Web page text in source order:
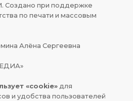
Создано при поддержке
по печати и массовым
Алёна Сергеевна
«cookie» для
и удобства пользователей